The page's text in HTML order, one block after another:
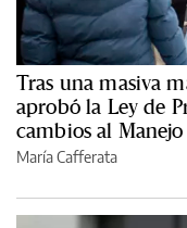
Tras una masiva
aprobó la Ley de
cambios al
María Cafferata